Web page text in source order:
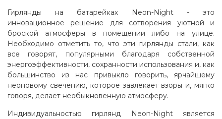
Гирлянды на батарейках Neon-Night - это
инновационное решение для сотворения уютной и
броской атмосферы в помещении либо на улице.
Необходимо отметить то, что эти гирлянды стали, как
все говорят, популярными благодаря собственной
энергоэффективности, сохранности использования и, как
большинство из нас привыкло говорить, ярчайшему
неоновому свечению, которое завлекает взоры и, мягко
говоря, делает необыкновенную атмосферу.
Индивидуальностью гирлянд Neon-Night является